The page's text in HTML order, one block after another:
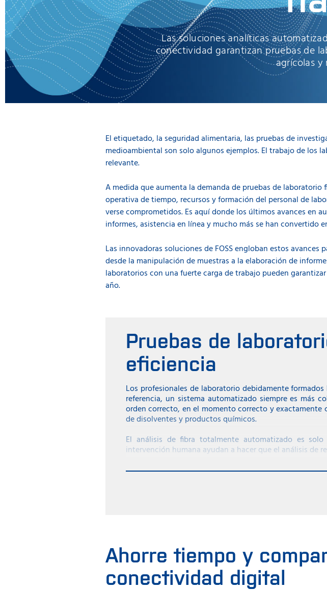
Las soluciones analíticas
conectividad garantizan pruebas de
agrícolas y
El etiquetado, la seguridad alimentaria, las pruebas de
medioambiental son solo algunos ejemplos. El trabajo de los
relevante.
A medida que aumenta la demanda de pruebas de
operativa de tiempo, recursos y formación del personal de
verse comprometidos. Es aquí donde los últimos avances en
informes, asistencia en línea y mucho más se han convertido
Las innovadoras soluciones de FOSS engloban estos
desde la manipulación de muestras a la elaboración de
laboratorios con una fuerte carga de trabajo pueden
año.
Pruebas de
eficiencia
Los profesionales de laboratorio debidamente
referencia, un sistema automatizado siempre es más
orden correcto, en el momento correcto y
de disolventes y productos químicos.
El análisis de fibra totalmente automatizado es
intervención humana ayudan a hacer que el análisis de
La posibilidad de medir hasta seis muestras a la vez
y el tiempo del operario es de solo dos minutos. Puede
Ahorre tiempo y
conectividad digital